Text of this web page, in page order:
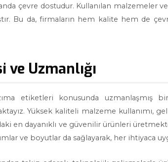
çevre dostudur. Kullanılan malzemeler
Bu da, firmaların hem kalite hem de
Uzmanlığı
etiketleri konusunda uzmanlaşmış
Yüksek kaliteli malzeme kullanımı,
en dayanıklı ve güvenilir ürünleri
ve boyutlar da sağlayarak, her ihtiyaca